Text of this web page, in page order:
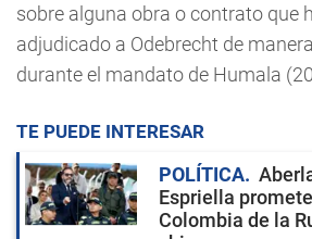
sobre alguna obra o contrato que
adjudicado a Odebrecht de
durante el mandato de Humala
TE PUEDE INTERESAR
POLÍTICA
Espriella
Colombia de la